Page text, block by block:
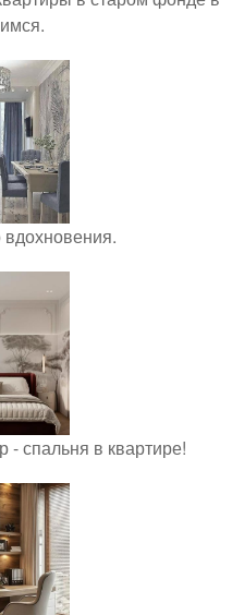
- спальня в квартире!